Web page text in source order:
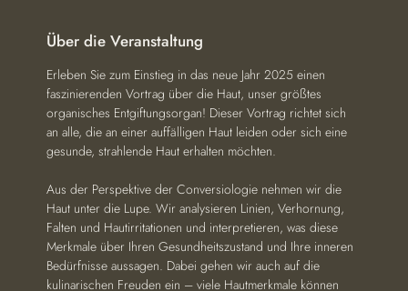
Über die Veranstaltung
Erleben Sie zum Einstieg in das neue Jahr 2025 einen
faszinierenden Vortrag über die Haut, unser größtes
organisches Entgiftungsorgan! Dieser Vortrag richtet sich
an alle, die an einer auffälligen Haut leiden oder sich eine
gesunde, strahlende Haut erhalten möchten.
Aus der Perspektive der Conversiologie nehmen wir die
Haut unter die Lupe. Wir analysieren Linien, Verhornung,
Falten und Hautirritationen und interpretieren, was diese
Merkmale über Ihren Gesundheitszustand und Ihre inneren
Bedürfnisse aussagen. Dabei gehen wir auch auf die
kulinarischen Freuden ein – viele Hautmerkmale können